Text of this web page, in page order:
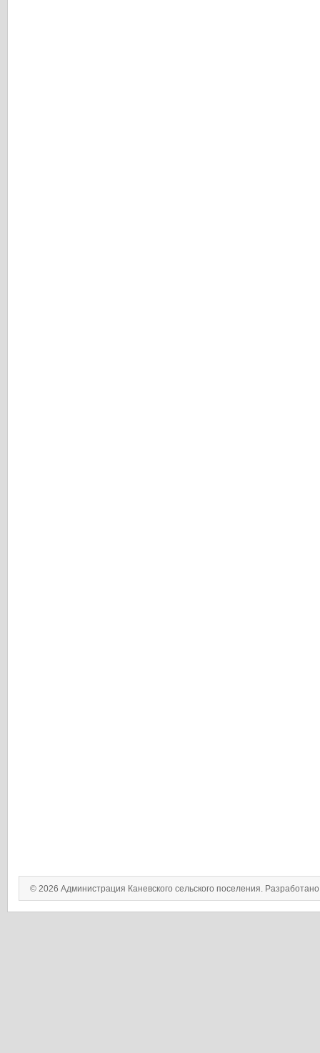
© 2026 Администрация Каневского сельского поселения.